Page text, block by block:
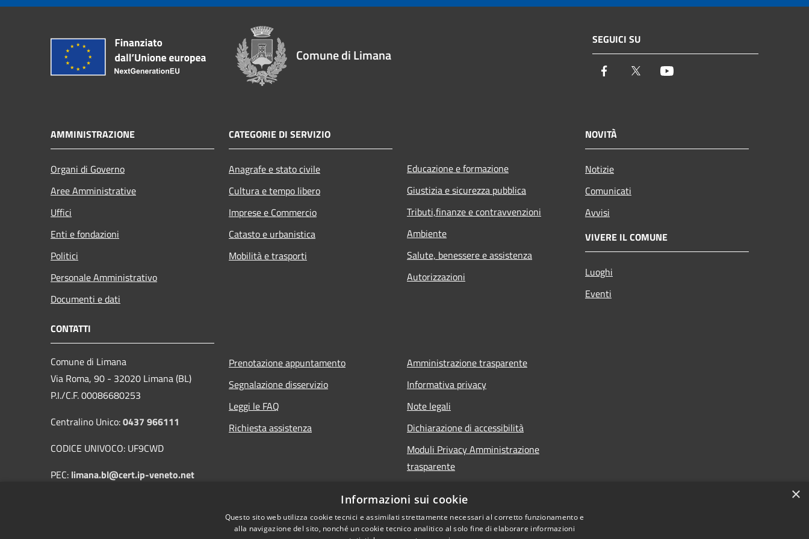
Comune di Limana
SEGUICI SU
Facebook Twitter
AMMINISTRAZIONE
Organi di Governo
Aree Amministrative
Uffici
Enti e fondazioni
Politici
Personale Amministrativo
Documenti e dati
CATEGORIE DI SERVIZIO
Anagrafe e stato civile
Cultura e tempo libero
Imprese e Commercio
Catasto e urbanistica
Mobilità e trasporti
Educazione e formazione
Giustizia e sicurezza pubblica
Tributi,finanze e contravvenzioni
Ambiente
Salute, benessere e assistenza
Autorizzazioni
NOVITÀ
Notizie
Comunicati
Avvisi
VIVERE IL COMUNE
Luoghi
Eventi
CONTATTI
Comune di Limana
Via Roma, 90 - 32020 Limana (BL)
P.I./C.F. 00086680253
Centralino Unico:0437 966111
CODICE UNIVOCO: UF9CWD
PEC: limana.bl@cert.ip-veneto.net
Prenotazione appuntamento
Segnalazione disservizio
Leggi le FAQ
Richiesta assistenza
Amministrazione trasparente
Informativa privacy
Note legali
Dichiarazione di accessibilità
Moduli Privacy Amministrazione
trasparente
×
Informazioni sui cookie
Questo sito web utilizza cookie tecnici e assimilati strettamente necessari al corretto funzionamento e
alla navigazione del sito, nonché un cookie tecnico analitico al solo fine di elaborare informazioni